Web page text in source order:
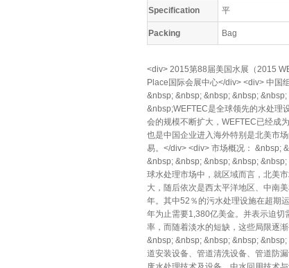
Specification 平
Packing Bag
<div> 2015第88届美国水展（2015
Place国际会展中心</div> <div> 中国
&nbsp; &nbsp; &nbsp; &nbsp;
&nbsp;WEFTEC是全球领先的水处理
会的规模不断扩大，WEFTEC已经成
也是中国企业进入海外特别是北美市
易。</div> <div> 市场概况： &nbsp;
&nbsp; &nbsp; &nbsp; &nbsp;
球水处理市场中，就区域而言，北美
大，随后依次是西太平洋地区、中南
年。其中52％的污水处理设施在超期
年为止需要1,380亿美金。并表示迫切
率，而随着淡水的短缺，这些局限逐
&nbsp; &nbsp; &nbsp; &nbsp;
道安装设备、管道清洗设备、管道防